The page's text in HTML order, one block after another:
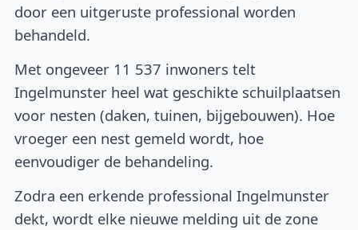
door een uitgeruste professional worden
behandeld.
Met ongeveer 11 537 inwoners telt
Ingelmunster heel wat geschikte schuilplaatsen
voor nesten (daken, tuinen, bijgebouwen). Hoe
vroeger een nest gemeld wordt, hoe
eenvoudiger de behandeling.
Zodra een erkende professional Ingelmunster
dekt, wordt elke nieuwe melding uit de zone